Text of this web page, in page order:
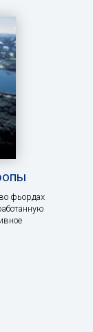
фьордах